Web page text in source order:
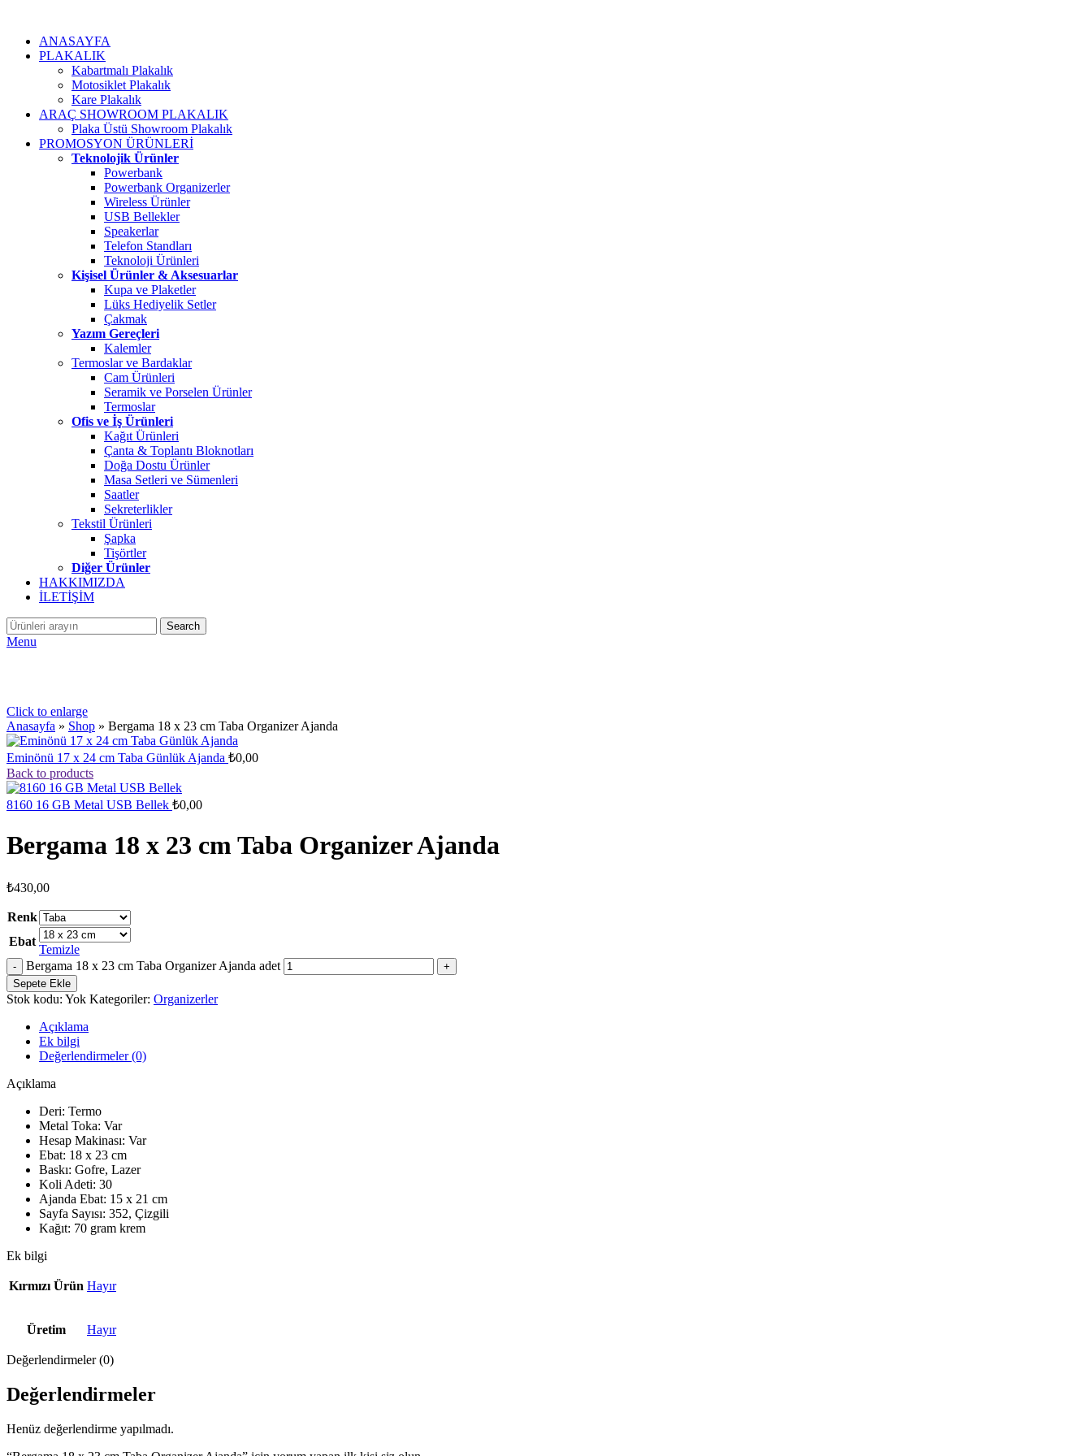
ANASAYFA
PLAKALIK
Kabartmalı Plakalık
Motosiklet Plakalık
Kare Plakalık
ARAÇ SHOWROOM PLAKALIK
Plaka Üstü Showroom Plakalık
PROMOSYON ÜRÜNLERİ
Teknolojik Ürünler
Powerbank
Powerbank Organizerler
Wireless Ürünler
USB Bellekler
Speakerlar
Telefon Standları
Teknoloji Ürünleri
Kişisel Ürünler & Aksesuarlar
Kupa ve Plaketler
Lüks Hediyelik Setler
Çakmak
Yazım Gereçleri
Kalemler
Termoslar ve Bardaklar
Cam Ürünleri
Seramik ve Porselen Ürünler
Termoslar
Ofis ve İş Ürünleri
Kağıt Ürünleri
Çanta & Toplantı Bloknotları
Doğa Dostu Ürünler
Masa Setleri ve Sümenleri
Saatler
Sekreterlikler
Tekstil Ürünleri
Şapka
Tişörtler
Diğer Ürünler
HAKKIMIZDA
İLETİŞİM
Search
Menu
Click to enlarge
Anasayfa » Shop » Bergama 18 x 23 cm Taba Organizer Ajanda
Eminönü 17 x 24 cm Taba Günlük Ajanda ₺0,00
Back to products
8160 16 GB Metal USB Bellek ₺0,00
Bergama 18 x 23 cm Taba Organizer Ajanda
₺430,00
Renk
Ebat
Temizle
Bergama 18 x 23 cm Taba Organizer Ajanda adet
Sepete Ekle
Stok kodu: Yok Kategoriler: Organizerler
Açıklama
Ek bilgi
Değerlendirmeler (0)
Açıklama
Deri: Termo
Metal Toka: Var
Hesap Makinası: Var
Ebat: 18 x 23 cm
Baskı: Gofre, Lazer
Koli Adeti: 30
Ajanda Ebat: 15 x 21 cm
Sayfa Sayısı: 352, Çizgili
Kağıt: 70 gram krem
Ek bilgi
Kırmızı Ürün Hayır
Üretim Hayır
Değerlendirmeler (0)
Değerlendirmeler
Henüz değerlendirme yapılmadı.